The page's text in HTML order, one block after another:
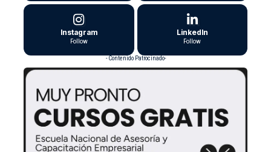
Instagram
Follow
LinkedIn
Follow
- Contenido Patrocinado-